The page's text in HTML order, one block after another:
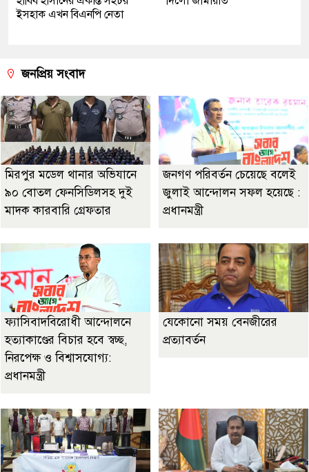
ইসহাক এখন বিএনপি নেতা
জনপ্রিয় সংবাদ
মিরপুর মডেল থানার অভিযানে
৯০ বোতল ফেনসিডিলসহ দুই
মাদক কারবারি গ্রেফতার
জনগণ পরিবর্তন চেয়েছে বলেই
জুলাই আন্দোলন সফল হয়েছে :
প্রধানমন্ত্রী
ফ্যাসিবাদবিরোধী আন্দোলনে
হত্যাকাণ্ডের বিচার হবে স্বচ্ছ,
নিরপেক্ষ ও বিশ্বাসযোগ্য:
প্রধানমন্ত্রী
যেকোনো সময় বেনজীরের
প্রত্যাবর্তন